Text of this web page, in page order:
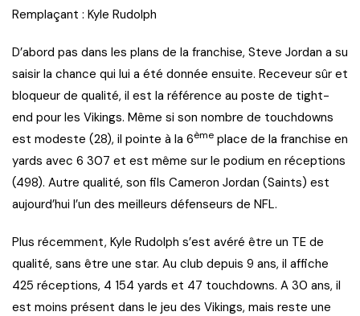
Remplaçant : Kyle Rudolph
D’abord pas dans les plans de la franchise, Steve Jordan a su
saisir la chance qui lui a été donnée ensuite. Receveur sûr et
bloqueur de qualité, il est la référence au poste de tight-
end pour les Vikings. Même si son nombre de touchdowns
est modeste (28), il pointe à la 6ème place de la franchise en
yards avec 6 307 et est même sur le podium en réceptions
(498). Autre qualité, son fils Cameron Jordan (Saints) est
aujourd’hui l’un des meilleurs défenseurs de NFL.
Plus récemment, Kyle Rudolph s’est avéré être un TE de
qualité, sans être une star. Au club depuis 9 ans, il affiche
425 réceptions, 4 154 yards et 47 touchdowns. A 30 ans, il
est moins présent dans le jeu des Vikings, mais reste une